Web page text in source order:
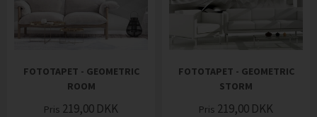
FOTOTAPET - GEOMETRIC
ROOM
Pris 219,00 DKK
FOTOTAPET - GEOMETRIC
STORM
Pris 219,00 DKK